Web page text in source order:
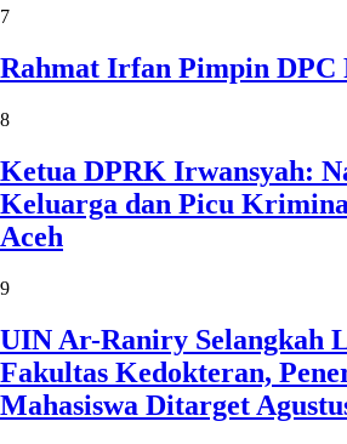
7
Rahmat Irfan Pimpin DPC
8
Ketua DPRK Irwansyah:
Keluarga dan Picu
Aceh
9
UIN Ar-Raniry Selangkah
Fakultas Kedokteran,
Mahasiswa Ditarget